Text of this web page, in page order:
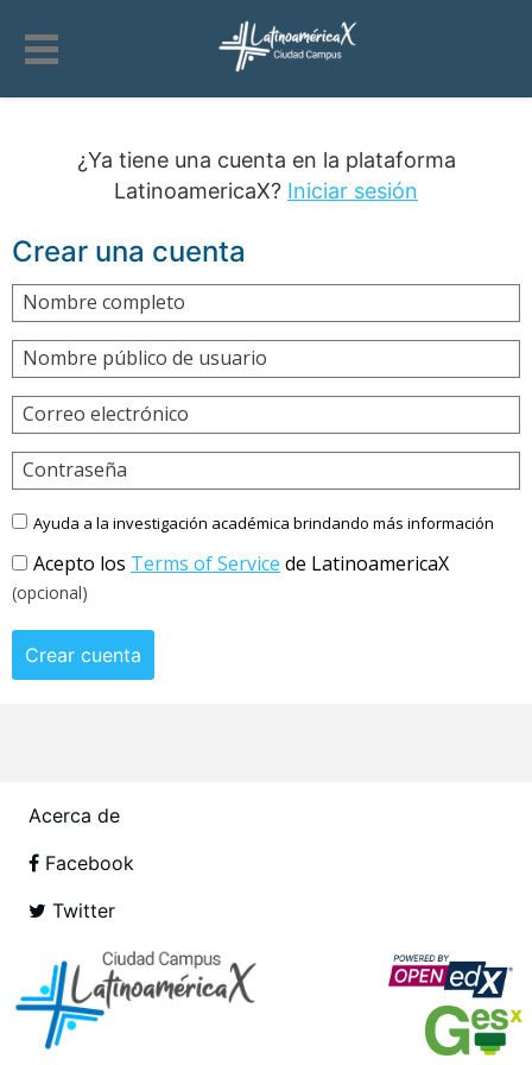
¿Ya tiene una cuenta en la plataforma
LatinoamericaX? Iniciar sesión
Crear una cuenta
Nombre completo
Nombre público de usuario
Correo electrónico
Contraseña
Ayuda a la investigación académica brindando más información
Acepto los Terms of Service de LatinoamericaX
(opcional)
Crear cuenta
Acerca de
Facebook
Twitter